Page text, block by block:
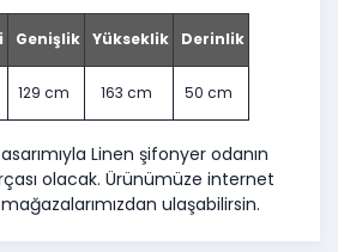
Genişlik Yükseklik Derinlik
129 cm 163 cm 50 cm
Linen şifonyer odanın
olacak. Ürünümüze internet
ulaşabilirsin.